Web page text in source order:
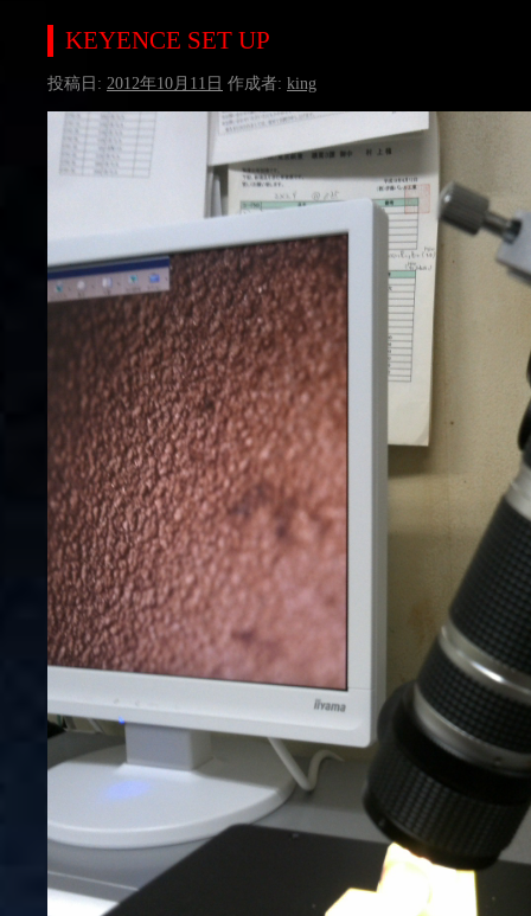
KEYENCE SET UP
投稿日: 2012年10月11日 作成者: king